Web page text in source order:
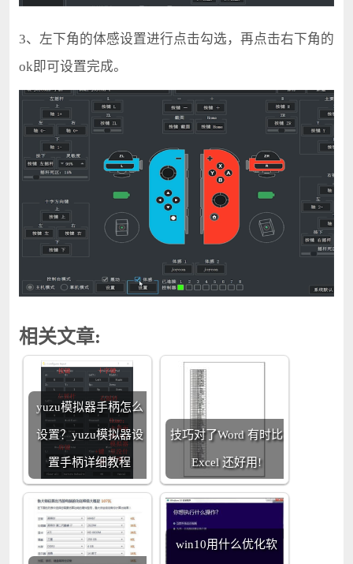
3、左下角的体感设置进行点击勾选，再点击右下角的
ok即可设置完成。
相关文章:
yuzu模拟器手柄怎么
设置？yuzu模拟器设
置手柄详细教程
技巧对了Word 有时比
Excel 还好用!
win10用什么优化软